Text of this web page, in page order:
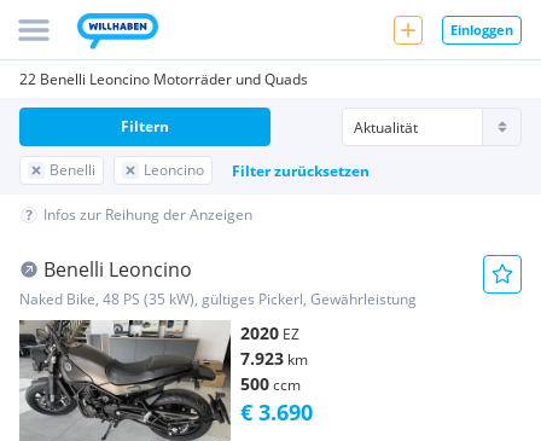
Einloggen
22 Benelli Leoncino Motorräder und Quads
Benelli Leoncino Filter zurücksetzen
Filtern
Infos zur Reihung der Anzeigen
Benelli Leoncino
Naked Bike, 48 PS (35 kW), gültiges Pickerl, Gewährleistung
2020 EZ
7.923 km
500ccm
€ 3.690